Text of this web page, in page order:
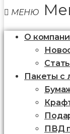
О
Пакеты с
ПВД